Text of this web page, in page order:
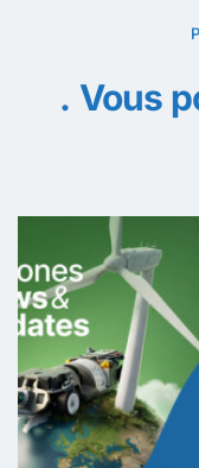
Vous